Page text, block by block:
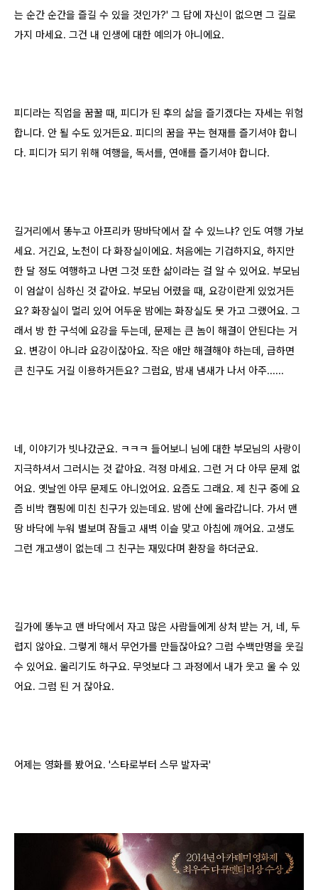
는 순간 순간을 즐길 수 있을 것인가?' 그 답에 자신이 없으면 그 길로
가지 마세요. 그건 내 인생에 대한 예의가 아니에요.
피디라는 직업을 꿈꿀 때, 피디가 된 후의 삶을 즐기겠다는 자세는 위험
합니다. 안 될 수도 있거든요. 피디의 꿈을 꾸는 현재를 즐기셔야 합니
다. 피디가 되기 위해 여행을, 독서를, 연애를 즐기셔야 합니다.
길거리에서 똥누고 아프리카 땅바닥에서 잘 수 있느냐? 인도 여행 가보
세요. 거긴요, 노천이 다 화장실이에요. 처음에는 기겁하지요, 하지만
한 달 정도 여행하고 나면 그것 또한 삶이라는 걸 알 수 있어요. 부모님
이 엄살이 심하신 것 같아요. 부모님 어렸을 때, 요강이란게 있었거든
요? 화장실이 멀리 있어 어두운 밤에는 화장실도 못 가고 그랬어요. 그
래서 방 한 구석에 요강을 두는데, 문제는 큰 놈이 해결이 안된다는 거
요. 변강이 아니라 요강이잖아요. 작은 애만 해결해야 하는데, 급하면
큰 친구도 거길 이용하거든요? 그럼요, 밤새 냄새가 나서 아주......
네, 이야기가 빗나갔군요. ㅋㅋㅋ 들어보니 님에 대한 부모님의 사랑이
지극하셔서 그러시는 것 같아요. 걱정 마세요. 그런 거 다 아무 문제 없
어요. 옛날엔 아무 문제도 아니었어요. 요즘도 그래요. 제 친구 중에 요
즘 비박 캠핑에 미친 친구가 있는데요. 밤에 산에 올라갑니다. 가서 맨
땅 바닥에 누워 별보며 잠들고 새벽 이슬 맞고 아침에 깨어요. 고생도
그런 개고생이 없는데 그 친구는 재밌다며 환장을 하더군요.
길가에 똥누고 맨 바닥에서 자고 많은 사람들에게 상처 받는 거, 네, 두
렵지 않아요. 그렇게 해서 무언가를 만들잖아요? 그럼 수백만명을 웃길
수 있어요. 울리기도 하구요. 무엇보다 그 과정에서 내가 웃고 울 수 있
어요. 그럼 된 거 잖아요.
어제는 영화를 봤어요. '스타로부터 스무 발자국'